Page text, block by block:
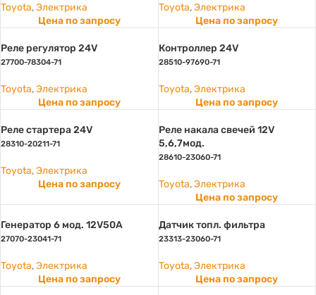
Toyota,Электрика
Цена по запросу
Toyota, Электрика
Цена по запросу
Реле регулятор 24V
27700-78304-71
Toyota,Электрика
Цена по запросу
Контроллер 24V
28510-97690-71
Toyota, Электрика
Цена по запросу
Реле стартера 24V
28310-20211-71
Toyota,Электрика
Цена по запросу
Реле накала свечей 12V
5,6,7мод.
28610-23060-71
Toyota, Электрика
Цена по запросу
Генератор 6 мод. 12V50А
27070-23041-71
Toyota,Электрика
Цена по запросу
Датчик топл. фильтра
23313-23060-71
Toyota, Электрика
Цена по запросу